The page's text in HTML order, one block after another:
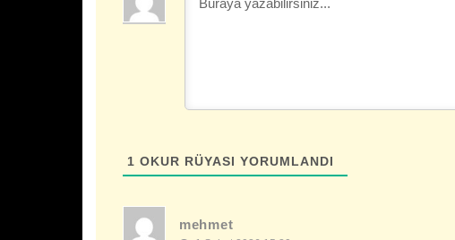
1 OKUR RÜYASI YORUMLANDI
mehmet